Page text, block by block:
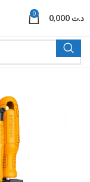
0 د.ت